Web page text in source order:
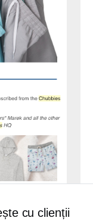
cu clienții